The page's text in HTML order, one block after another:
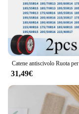
31,49€